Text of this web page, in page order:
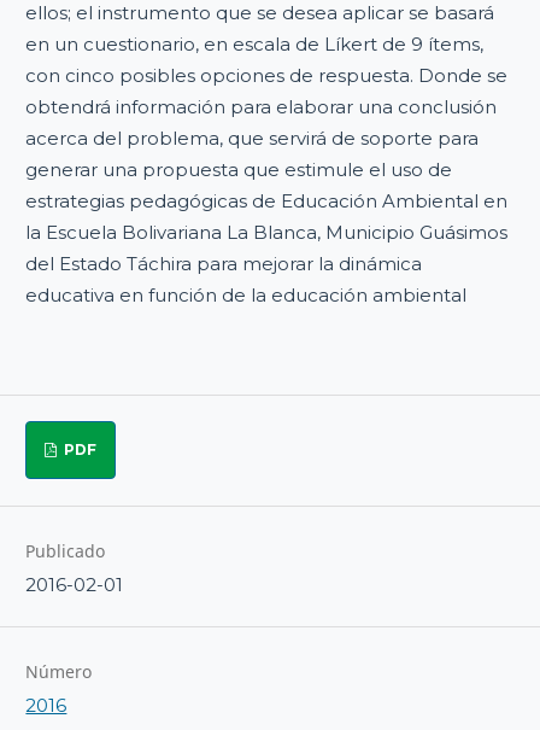
ellos; el instrumento que se desea aplicar se basará
en un cuestionario, en escala de Líkert de 9 ítems,
con cinco posibles opciones de respuesta. Donde se
obtendrá información para elaborar una conclusión
acerca del problema, que servirá de soporte para
generar una propuesta que estimule el uso de
estrategias pedagógicas de Educación Ambiental en
la Escuela Bolivariana La Blanca, Municipio Guásimos
del Estado Táchira para mejorar la dinámica
educativa en función de la educación ambiental
PDF
Publicado
2016-02-01
Número
2016